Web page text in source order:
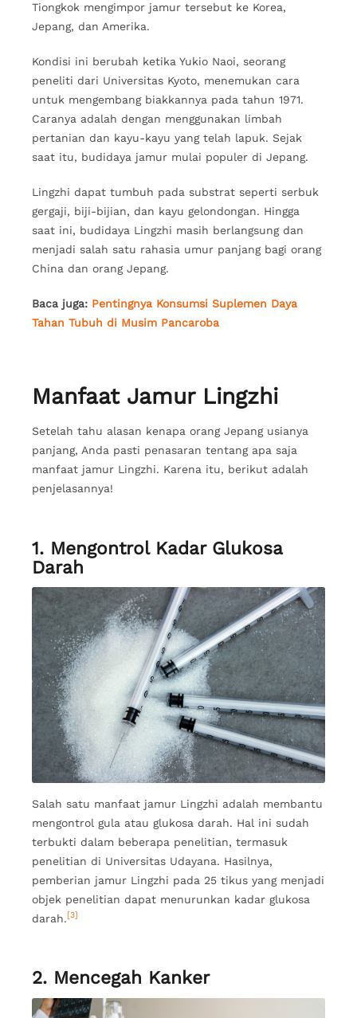
Tiongkok mengimpor jamur tersebut ke Korea,
Jepang, dan Amerika.
Kondisi ini berubah ketika Yukio Naoi, seorang
peneliti dari Universitas Kyoto, menemukan cara
untuk mengembang biakkannya pada tahun 1971.
Caranya adalah dengan menggunakan limbah
pertanian dan kayu-kayu yang telah lapuk. Sejak
saat itu, budidaya jamur mulai populer di Jepang.
Lingzhi dapat tumbuh pada substrat seperti serbuk
gergaji, biji-bijian, dan kayu gelondongan. Hingga
saat ini, budidaya Lingzhi masih berlangsung dan
menjadi salah satu rahasia umur panjang bagi orang
China dan orang Jepang.
Baca juga: Pentingnya Konsumsi Suplemen Daya
Tahan Tubuh di Musim Pancaroba
Manfaat Jamur Lingzhi
Setelah tahu alasan kenapa orang Jepang usianya
panjang, Anda pasti penasaran tentang apa saja
manfaat jamur Lingzhi. Karena itu, berikut adalah
penjelasannya!
1. Mengontrol Kadar Glukosa
Darah
Salah satu manfaat jamur Lingzhi adalah membantu
mengontrol gula atau glukosa darah. Hal ini sudah
terbukti dalam beberapa penelitian, termasuk
penelitian di Universitas Udayana. Hasilnya,
pemberian jamur Lingzhi pada 25 tikus yang menjadi
objek penelitian dapat menurunkan kadar glukosa
darah. [3]
2. Mencegah Kanker